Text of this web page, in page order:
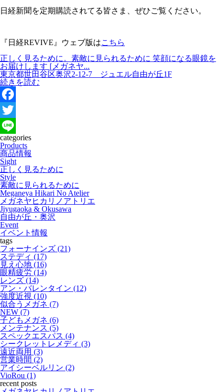
日経新聞を定期購読されてる皆さま、ぜひご覧ください。
『日経REVIVE』ウェブ版はこちら
正しく見るために。素敵に見られるために 笑顔になる眼鏡を
お届けします [メガネヤ...
東京都世田谷区奥沢2-12-7 ジュエル自由が丘1F
続きを読む
F
a
c
e
b
o
o
k
T
w
i
t
t
e
r
L
i
n
e
categories
Products
商品情報
Sight
正しく見るために
Style
素敵に見られるために
Meganeya Hikari No Atelier
メガネヤヒカリノアトリエ
Jiyugaoka & Okusawa
自由が丘・奥沢
Event
イベント情報
tags
フォーナインズ (21)
ステディ (17)
見え心地 (16)
眼精疲労 (14)
レンズ (14)
アン・バレンタイン (12)
強度近視 (10)
似合うメガネ (7)
NEW (7)
子どもメガネ (6)
メンテナンス (5)
スペックエスパス (4)
シークレットレメディ (3)
遠近両用 (3)
営業時間 (2)
アイシーベルリン (2)
VioRou (1)
recent posts